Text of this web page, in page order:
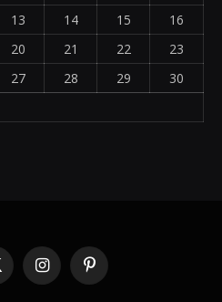
13 14 15
16
20 21 22
23
27 28 29
30
InstagramPinterest